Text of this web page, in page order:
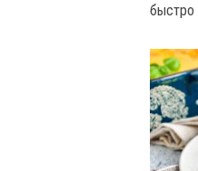
быстро